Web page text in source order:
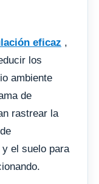
eficaz ,
los
ambiente
de
rastrear la
el suelo para